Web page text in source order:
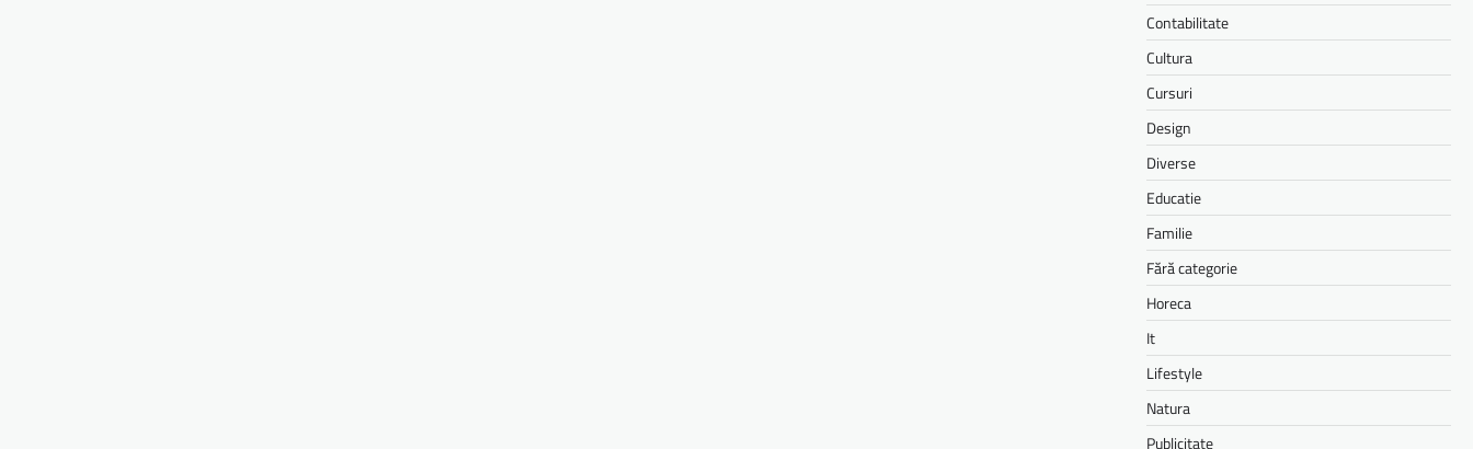
Contabilitate
Cultura
Cursuri
Design
Diverse
Educatie
Familie
Fără categorie
Horeca
It
Lifestyle
Natura
Publicitate